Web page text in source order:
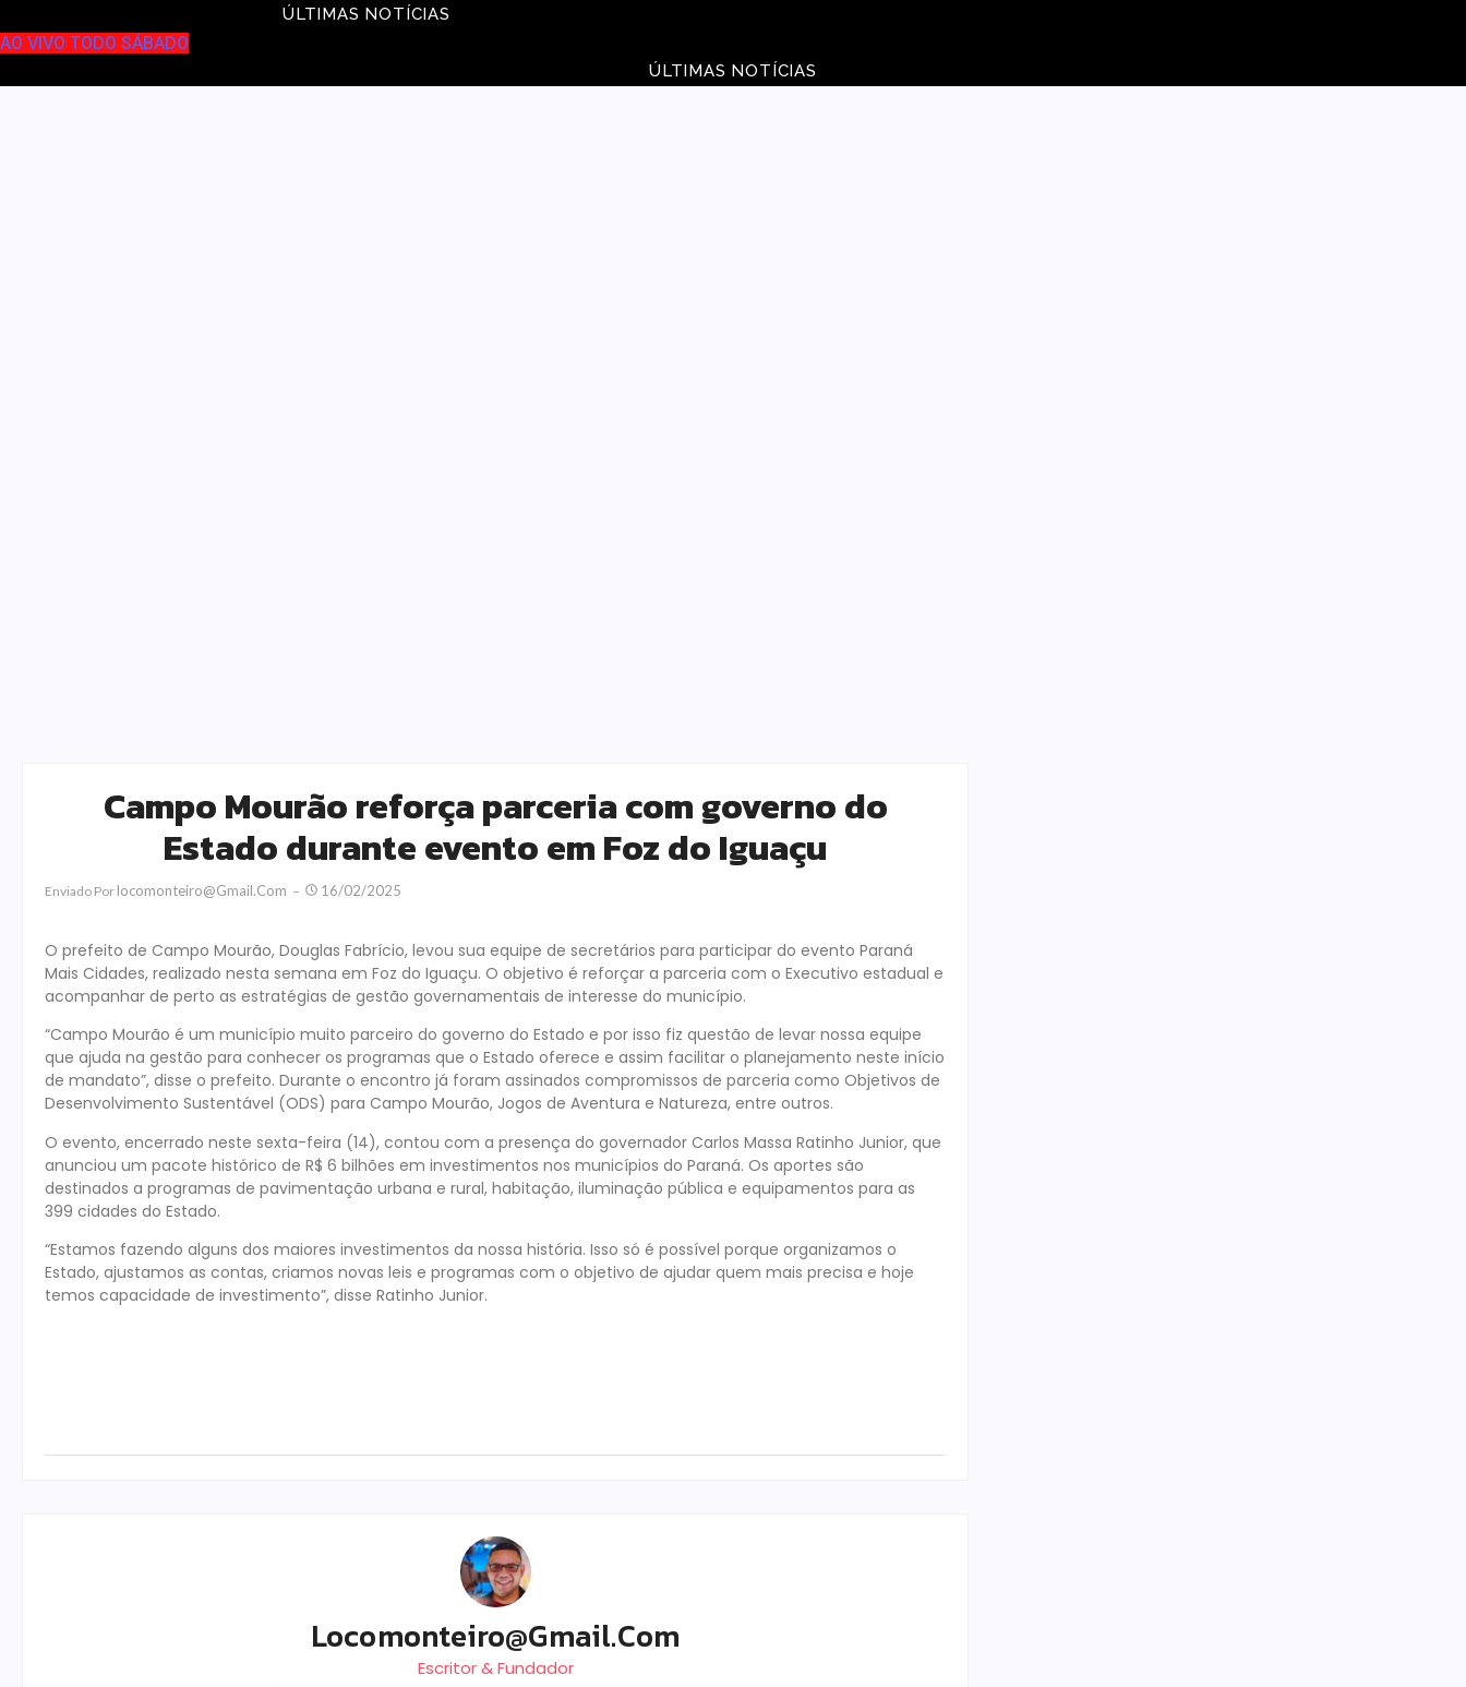
ÚLTIMAS NOTÍCIAS
AO VIVO TODO SÁBADO
ÚLTIMAS NOTÍCIAS
Campo Mourão reforça parceria com governo do
Estado durante evento em Foz do Iguaçu
Enviado Por Locomonteiro@gmail.com 16/02/2025
O prefeito de Campo Mourão, Douglas Fabrício, levou sua equipe de secretários para participar do evento Paraná
Mais Cidades, realizado nesta semana em Foz do Iguaçu. O objetivo é reforçar a parceria com o Executivo estadual e
acompanhar de perto as estratégias de gestão governamentais de interesse do município.
“Campo Mourão é um município muito parceiro do governo do Estado e por isso fiz questão de levar nossa equipe
que ajuda na gestão para conhecer os programas que o Estado oferece e assim facilitar o planejamento neste início
de mandato”, disse o prefeito. Durante o encontro já foram assinados compromissos de parceria como Objetivos de
Desenvolvimento Sustentável (ODS) para Campo Mourão, Jogos de Aventura e Natureza, entre outros.
O evento, encerrado neste sexta-feira (14), contou com a presença do governador Carlos Massa Ratinho Junior, que
anunciou um pacote histórico de R$ 6 bilhões em investimentos nos municípios do Paraná. Os aportes são
destinados a programas de pavimentação urbana e rural, habitação, iluminação pública e equipamentos para as
399 cidades do Estado.
“Estamos fazendo alguns dos maiores investimentos da nossa história. Isso só é possível porque organizamos o
Estado, ajustamos as contas, criamos novas leis e programas com o objetivo de ajudar quem mais precisa e hoje
temos capacidade de investimento”, disse Ratinho Junior.
Locomonteiro@gmail.com
Escritor & Fundador